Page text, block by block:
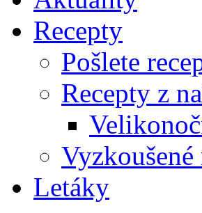
Recepty
Pošlete
Recepty z
Vyzkoušené
Letáky